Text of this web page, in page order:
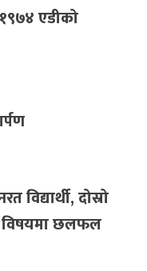
एडीको
दोस्रो
विषयमा छलफल